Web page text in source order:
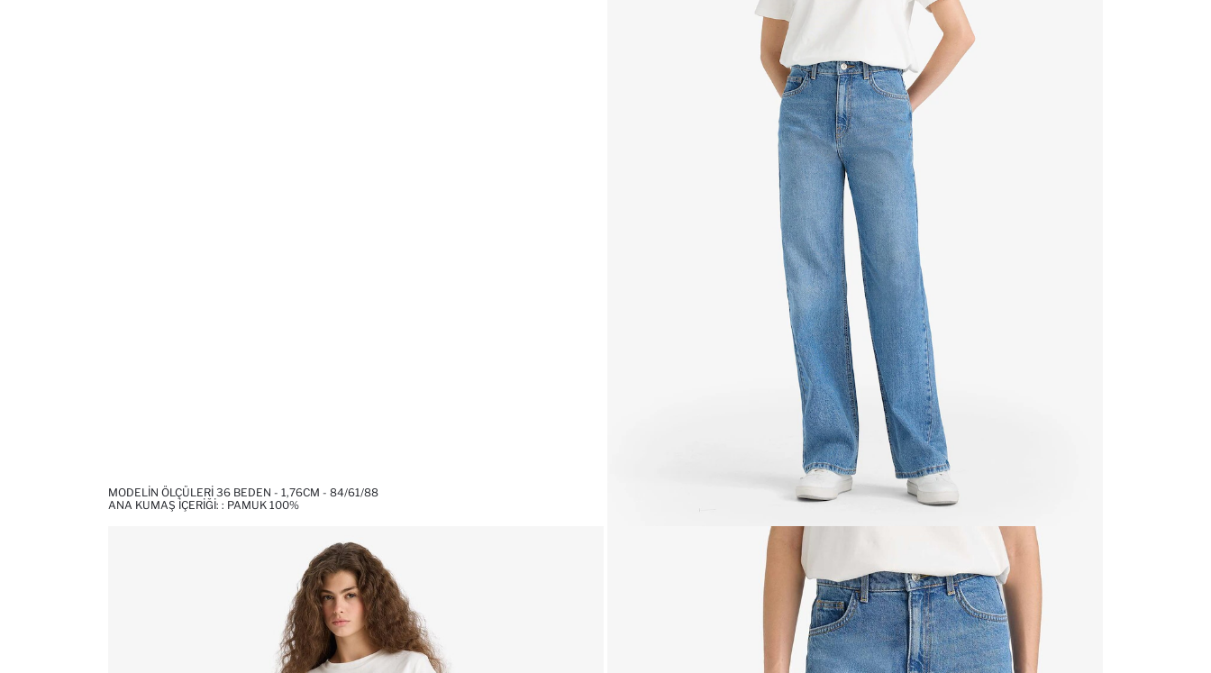
MODELIN ÖLÇÜLERI 36 BEDEN - 1,76CM - 84/61/88
ANA KUMAŞ İÇERIĞI: : PAMUK 100%